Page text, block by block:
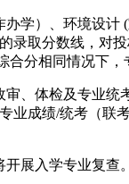
学）、环境设
取分数线，对
分相同情况下
、体检及专业
业成绩/统考（
展入学专业复查。